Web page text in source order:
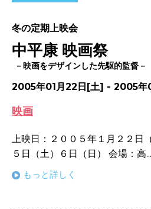
冬の定期上映会
中平康 映画祭
－映画をデザインした先駆的監督－
2005年01月22日[土] - 2005
映画
上映日：２００５年１月２２日
５日（土）６日（日） 会場：高...
もっと詳しく